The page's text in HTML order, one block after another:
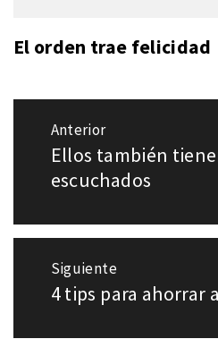
El orden trae felicidad
Navegación
entradas
Anterior
Entrada
anterior:
Ellos también
escuchados
Siguiente
Entrada
4 tips para ahorrar